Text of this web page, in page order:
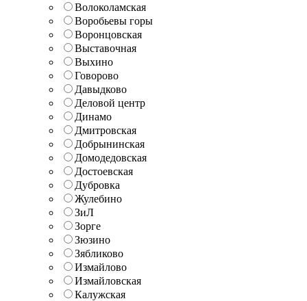
Волоколамская
Воробьевы горы
Воронцовская
Выставочная
Выхино
Говорово
Давыдково
Деловой центр
Динамо
Дмитровская
Добрынинская
Домодедовская
Достоевская
Дубровка
Жулебино
ЗиЛ
Зорге
Зюзино
Зябликово
Измайлово
Измайловская
Калужская